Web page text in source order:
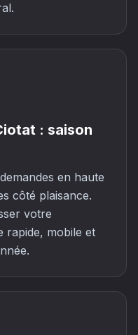
: saison
en haute
côté plaisance.
votre
rapide, mobile et